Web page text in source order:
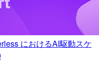
におけるAI駆動スケ